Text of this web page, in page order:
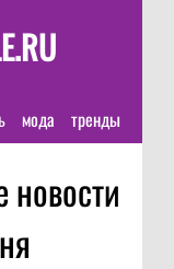
мода тренды